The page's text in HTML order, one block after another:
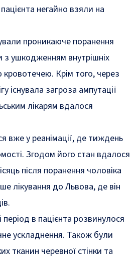
негайно взяли на
проникаюче поранення
з ушкодженням внутрішніх
кровотечею. Крім того, через
існувала загроза ампутації
лікарям вдалося
вже у реанімації, де тиждень
Згодом його стан вдалося
після поранення чоловіка
лікування до Львова, де він
період в пацієнта розвинулося
ускладнення. Також були
тканин черевної стінки та